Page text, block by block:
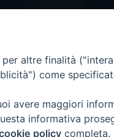
Presidenza e ufficio
Coordinamento
altre finalità
come
avere maggiori
informativa
policy completa.